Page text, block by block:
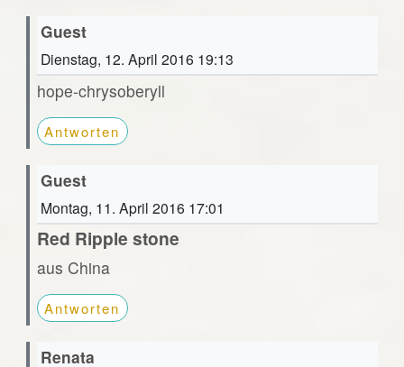
Guest
Dienstag, 12. April 2016 19:13
hope-chrysoberyll
Antworten
Guest
Montag, 11. April 2016 17:01
Red Ripple stone
aus China
Antworten
Renata